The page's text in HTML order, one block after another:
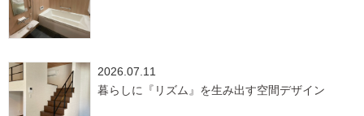
2026.07.11
暮らしに『リズム』を生み出す空間デザイン